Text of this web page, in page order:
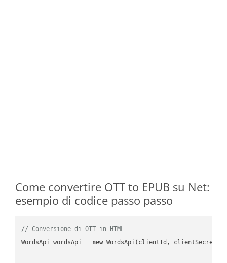
Come convertire OTT to EPUB su Net:
esempio di codice passo passo
// Conversione di OTT in HTML
WordsApi wordsApi = new WordsApi(clientId, clientSecret);